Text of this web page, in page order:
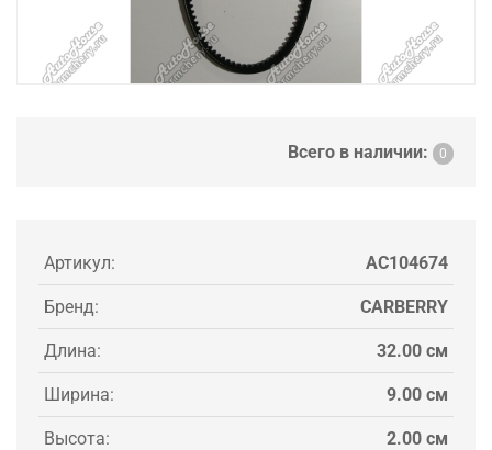
Всего в наличии: 0
Артикул: AC104674
Бренд: CARBERRY
Длина: 32.00 см
Ширина: 9.00 см
Высота: 2.00 см